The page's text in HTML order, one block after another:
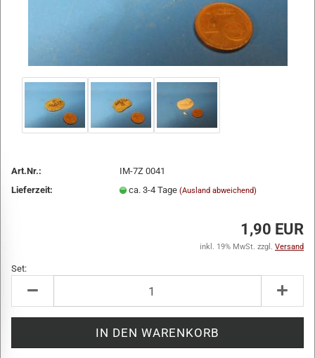
Art.Nr.:
IM-7Z 0041
Lieferzeit:
ca. 3-4 Tage (Ausland abweichend)
1,90 EUR
inkl. 19% MwSt. zzgl. Versand
Set: